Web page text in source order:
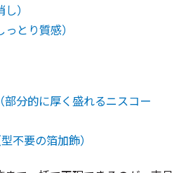
）
とり質感）
部分的に厚く盛れるニスコー
不要の箔加飾）